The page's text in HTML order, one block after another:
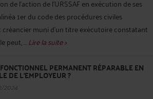
de l’action de l’URSSAF en exécution de ses
1er du code des procédures civiles
muni d’un titre exécutoire constatant
peut, ...Lire la suite >
PERMANENT RÉPARABLE EN
DE L’EMPLOYEUR ?